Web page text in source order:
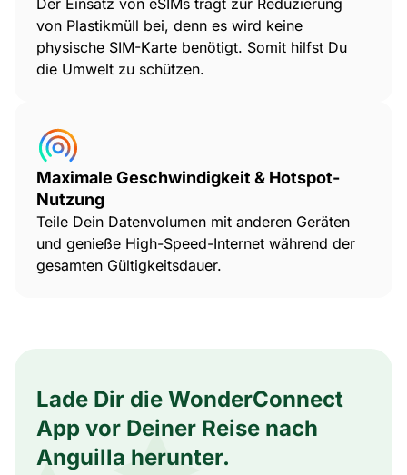
von Plastikmüll bei, denn es wird keine
physische SIM-Karte benötigt. Somit hilfst Du
die Umwelt zu schützen.
Maximale Geschwindigkeit & Hotspot-
Nutzung
Teile Dein Datenvolumen mit anderen Geräten
und genieße High-Speed-Internet während der
gesamten Gültigkeitsdauer.
Lade Dir die WonderConnect
App vor Deiner Reise nach
Anguilla herunter.